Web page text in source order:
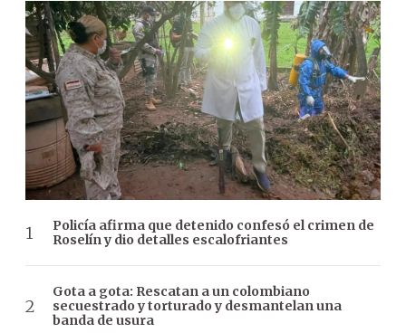
Policía afirma que detenido confesó el crimen de
Roselín y dio detalles escalofriantes
Gota a gota: Rescatan a un colombiano
secuestrado y torturado y desmantelan una
banda de usura